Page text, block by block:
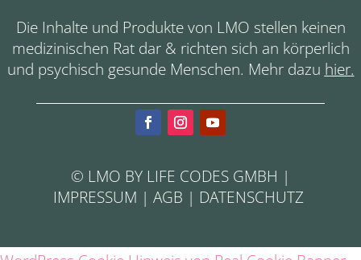
Die Inhalte und Produkte von LMO stellen keinen
medizinischen Rat dar & richten sich an körperlich
und psychisch gesunde Menschen. Mehr dazu hier.
© LMO BY LIFE CODES GMBH |
IMPRESSUM | AGB | DATENSCHUTZ